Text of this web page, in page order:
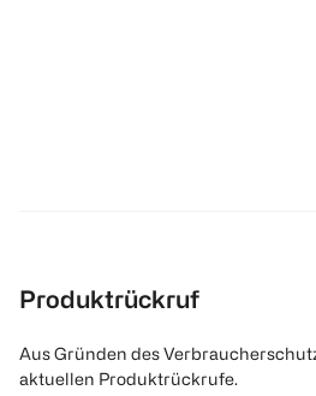
Produktrückruf
Aus Gründen des
aktuellen Produktrückrufe.